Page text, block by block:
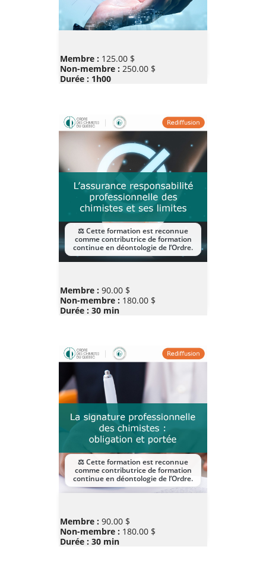
Prix
Membre : 125.00 $
Non-membre : 250.00 $
Durée : 1h00
Prix
Membre : 90.00 $
Non-membre : 180.00 $
Durée : 30 min
Prix
Membre : 90.00 $
Non-membre : 180.00 $
Durée : 30 min